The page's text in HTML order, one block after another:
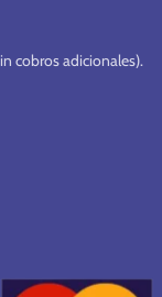
cobros adicionales).